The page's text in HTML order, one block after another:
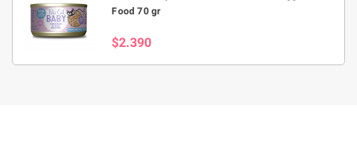
Food 70 gr
$2.390